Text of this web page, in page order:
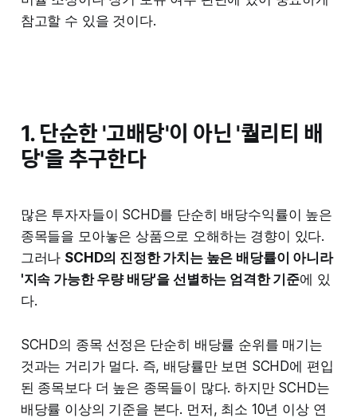
참고할 수 있을 것이다.
1. 단순한 '고배당'이 아닌 '퀄리티 배
당'을 추구한다
많은 투자자들이 SCHD를 단순히 배당수익률이 높은
종목들을 모아놓은 상품으로 오해하는 경향이 있다.
그러나 SCHD의 진정한 가치는 높은 배당률이 아니라
'지속 가능한 우량 배당'을 선별하는 엄격한 기준에 있
다.
SCHD의 종목 선정은 단순히 배당률 순위를 매기는
것과는 거리가 멀다. 즉, 배당률만 보면 SCHD에 편입
된 종목보다 더 높은 종목들이 많다. 하지만 SCHD는
배당률 이상의 기준을 본다. 먼저, 최소 10년 이상 연